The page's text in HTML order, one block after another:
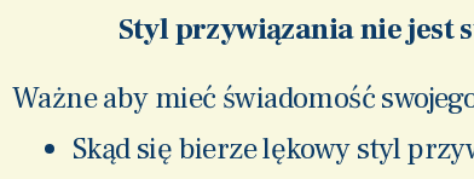
Styl przywiązania nie jest
Ważne aby mieć świadomość
Skąd się bierze lękowy styl